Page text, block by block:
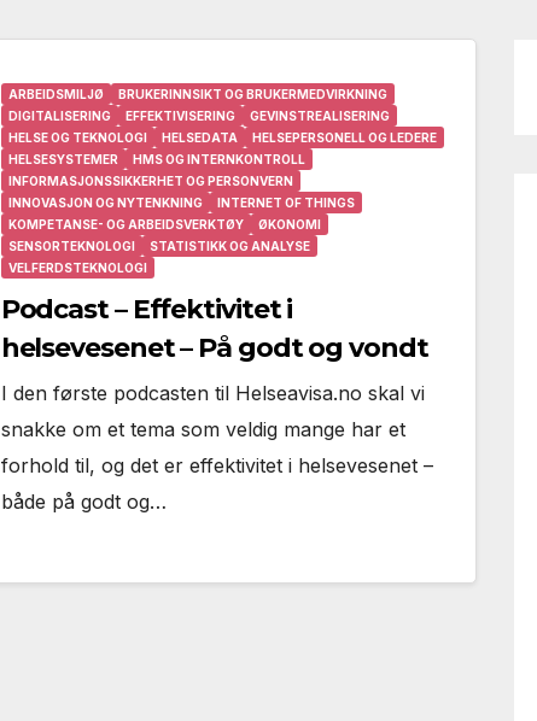
ARBEIDSMILJØ
BRUKERINNSIKT OG BRUKERMEDVIRKNING
DIGITALISERING
EFFEKTIVISERING
GEVINSTREALISERING
HELSE OG TEKNOLOGI
HELSEDATA
HELSEPERSONELL OG LEDERE
HELSESYSTEMER
HMS OG INTERNKONTROLL
INFORMASJONSSIKKERHET OG PERSONVERN
INNOVASJON OG NYTENKNING
INTERNET OF THINGS
KOMPETANSE- OG ARBEIDSVERKTØY
ØKONOMI
SENSORTEKNOLOGI
STATISTIKK OG ANALYSE
VELFERDSTEKNOLOGI
Podcast – Effektivitet i
helsevesenet – På godt og vondt
I den første podcasten til Helseavisa.no skal vi
snakke om et tema som veldig mange har et
forhold til, og det er effektivitet i helsevesenet –
både på godt og…